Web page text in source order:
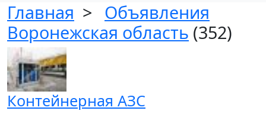
Главная > Объявления
Воронежская область (352)
Контейнерная АЗС